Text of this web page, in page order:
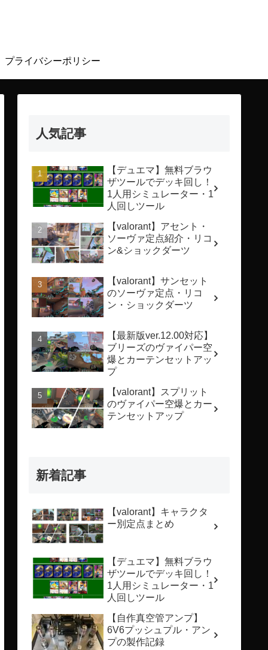
プライバシーポリシー
人気記事
【デュエマ】無料ブラウ
ザツールでデッキ回し！
1人用シミュレーター・1
人回しツール
【valorant】アセント・
ソーヴァ定点紹介・リコ
ン&ショックダーツ
【valorant】サンセット
のソーヴァ定点・リコ
ン・ショックダーツ
【最新版ver.12.00対応】
ブリーズのヴァイパー空
爆とカーテンセットアッ
プ
【valorant】スプリット
のヴァイパー空爆とカー
テンセットアップ
新着記事
【valorant】キャラクタ
ー別定点まとめ
【デュエマ】無料ブラウ
ザツールでデッキ回し！
1人用シミュレーター・1
人回しツール
【自作真空管アンプ】
6V6プッシュプル・アン
プの製作記録